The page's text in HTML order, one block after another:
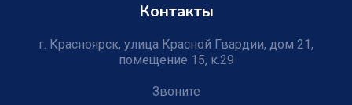
Контакты
г. Красноярск, улица Красной Гвардии, дом 21,
помещение 15, к.29
Звоните